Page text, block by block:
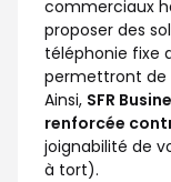
commerciaux
proposer des
téléphonie fixe
permettront de
Ainsi, SFR
renforcée
joignabilité de
à tort).